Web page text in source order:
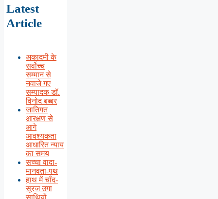
Latest
Article
अकादमी के
सर्वोच्च
सम्मान से
नवाजे गए
सम्पादक डॉ.
विनोद बब्बर
जातिगत
आरक्षण से
आगे
आवश्यकता
आधारित न्याय
का समय
सच्चा वादा-
मानवता-पथ
हाथ में चाँद-
सूरज उगा
साथियों